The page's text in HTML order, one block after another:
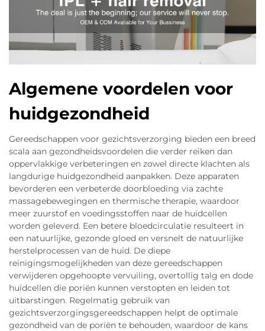
Algemene voordelen voor
huidgezondheid
Gereedschappen voor gezichtsverzorging bieden een breed
scala aan gezondheidsvoordelen die verder reiken dan
oppervlakkige verbeteringen en zowel directe klachten als
langdurige huidgezondheid aanpakken. Deze apparaten
bevorderen een verbeterde doorbloeding via zachte
massagebewegingen en thermische therapie, waardoor
meer zuurstof en voedingsstoffen naar de huidcellen
worden geleverd. Een betere bloedcirculatie resulteert in
een natuurlijke, gezonde gloed en versnelt de natuurlijke
herstelprocessen van de huid. De diepe
reinigingsmogelijkheden van deze gereedschappen
verwijderen opgehoopte vervuiling, overtollig talg en dode
huidcellen die poriën kunnen verstopten en leiden tot
uitbarstingen. Regelmatig gebruik van
gezichtsverzorgingsgereedschappen helpt de optimale
gezondheid van de poriën te behouden, waardoor de kans